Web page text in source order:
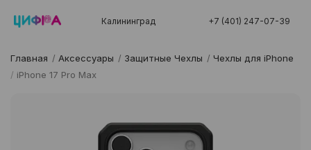
Калининград +7 (401) 247-07-39
Главная / Аксессуары / Защитные Чехлы / Чехлы для iPhone
/ iPhone 17 Pro Max